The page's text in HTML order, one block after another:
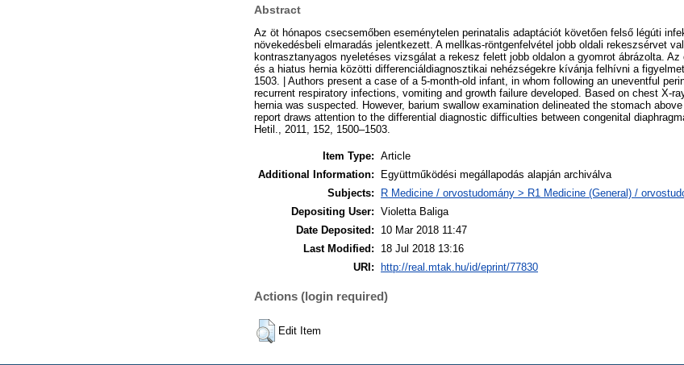
Abstract
Az öt hónapos csecsemőben eseménytelen perinatalis adaptációt követően felső légúti
növekedésbeli elmaradás jelentkezett. A mellkas-röntgenfelvétel jobb oldali rekeszsérvet
kontrasztanyagos nyeletéses vizsgálat a rekesz felett jobb oldalon a gyomrot ábrázolta.
és a hiatus hernia közötti differenciáldiagnosztikai nehézségekre kívánja felhívni a
1503. | Authors present a case of a 5-month-old infant, in whom following an uneventful
recurrent respiratory infections, vomiting and growth failure developed. Based on chest X-
hernia was suspected. However, barium swallow examination delineated the stomach
report draws attention to the differential diagnostic difficulties between congenital
Hetil., 2011, 152, 1500–1503.
Item Type: Article
Additional Information:
Együttműködési megállapodás alapján archiválva
Subjects:
R Medicine / orvostudomány > R1 Medicine (General) /
Depositing User: Violetta Baliga
Date Deposited:
10 Mar 2018 11:47
Last Modified:
18 Jul 2018 13:16
URI:
http://real.mtak.hu/id/eprint/77830
Actions (login required)
Edit Item